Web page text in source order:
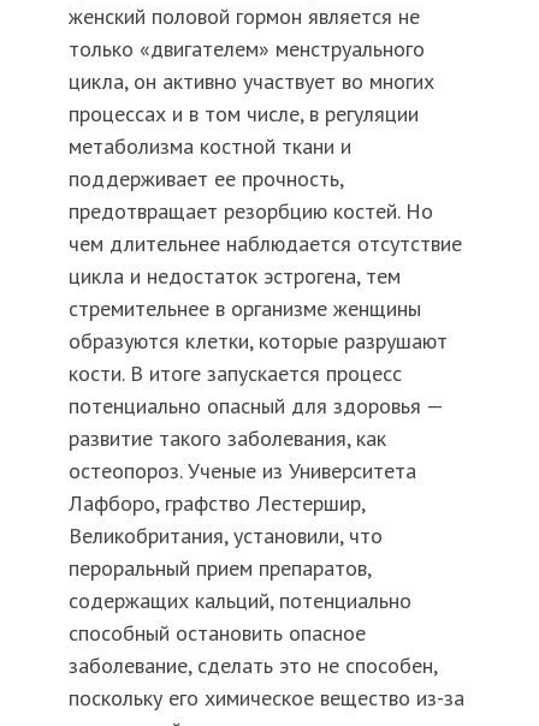
женский половой гормон является не
только «двигателем» менструального
цикла, он активно участвует во многих
процессах и в том числе, в регуляции
метаболизма костной ткани и
поддерживает ее прочность,
предотвращает резорбцию костей. Но
чем длительнее наблюдается отсутствие
цикла и недостаток эстрогена, тем
стремительнее в организме женщины
образуются клетки, которые разрушают
кости. В итоге запускается процесс
потенциально опасный для здоровья —
развитие такого заболевания, как
остеопороз. Ученые из Университета
Лафборо, графство Лестершир,
Великобритания, установили, что
пероральный прием препаратов,
содержащих кальций, потенциально
способный остановить опасное
заболевание, сделать это не способен,
поскольку его химическое вещество из-за